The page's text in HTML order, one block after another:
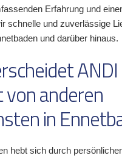
Erfahrung und
schnelle und zuverlässige
und darüber hinaus.
ANDI
anderen
in
hebt sich durch